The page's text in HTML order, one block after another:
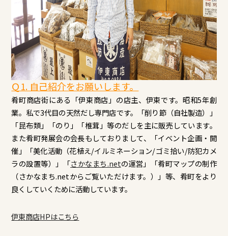
Ｑ1. 自己紹介をお願いします。
肴町商店街にある「伊東商店」の店主、伊東です。昭和5年創
業。私で3代目の天然だし専門店です。「削り節（自社製造）」
「昆布類」「のり」「椎茸」等のだしを主に販売しています。
また肴町発展会の会長もしておりまして、「イベント企画・開
催」「美化活動（花植え/イルミネーション/ゴミ拾い/防犯カメ
ラの設置等）」「さかなまち.netの運営」「肴町マップの制作
（さかなまち.netからご覧いただけます。）」等、肴町をより
良くしていくために活動しています。
伊東商店HP​はこちら